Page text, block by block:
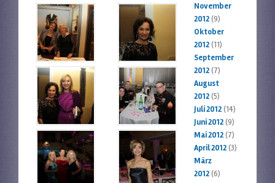
November
2012(9)
Oktober
2012(11)
September
2012(7)
August
2012(5)
Juli 2012(14)
Juni 2012(9)
Mai 2012(7)
April 2012(3)
März
2012(6)